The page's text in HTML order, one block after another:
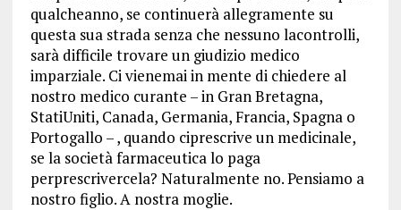
qualcheanno, se continuerà allegramente su
questa sua strada senza che nessuno lacontrolli,
sarà difficile trovare un giudizio medico
imparziale. Ci vienemai in mente di chiedere al
nostro medico curante – in Gran Bretagna,
StatiUniti, Canada, Germania, Francia, Spagna o
Portogallo – , quando ciprescrive un medicinale,
se la società farmaceutica lo paga
perprescrivercela? Naturalmente no. Pensiamo a
nostro figlio. A nostra moglie.